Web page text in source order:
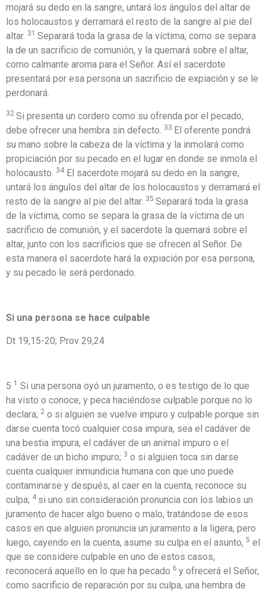
mojará su dedo en la sangre, untará los ángulos del altar de
los holocaustos y derramará el resto de la sangre al pie del
altar. 31 Separará toda la grasa de la víctima, como se separa
la de un sacrificio de comunión, y la quemará sobre el altar,
como calmante aroma para el Señor. Así el sacerdote
presentará por esa persona un sacrificio de expiación y se le
perdonará.
32 Si presenta un cordero como su ofrenda por el pecado,
debe ofrecer una hembra sin defecto.
33 El oferente pondrá
su mano sobre la cabeza de la víctima y la inmolará como
propiciación por su pecado en el lugar en donde se inmola el
holocausto.
34 El sacerdote mojará su dedo en la sangre,
untará los ángulos del altar de los holocaustos y derramará el
resto de la sangre al pie del altar. 35 Separará toda la grasa
de la víctima, como se separa la grasa de la víctima de un
sacrificio de comunión, y el sacerdote la quemará sobre el
altar, junto con los sacrificios que se ofrecen al Señor. De
esta manera el sacerdote hará la expiación por esa persona,
y su pecado le será perdonado.
Si una persona se hace culpable
Dt 19,15-20; Prov 29,24
5 1 Si una persona oyó un juramento, o es testigo de lo que
ha visto o conoce, y peca haciéndose culpable porque no lo
declara; 2 o si alguien se vuelve impuro y culpable porque sin
darse cuenta tocó cualquier cosa impura, sea el cadáver de
una bestia impura, el cadáver de un animal impuro o el
cadáver de un bicho impuro; 3 o si alguien toca sin darse
cuenta cualquier inmundicia humana con que uno puede
contaminarse y después, al caer en la cuenta, reconoce su
culpa; 4 si uno sin consideración pronuncia con los labios un
juramento de hacer algo bueno o malo, tratándose de esos
casos en que alguien pronuncia un juramento a la ligera, pero
luego, cayendo en la cuenta, asume su culpa en el asunto, 5 el
que se considere culpable en uno de estos casos,
reconocerá aquello en lo que ha pecado 6 y ofrecerá el Señor,
como sacrificio de reparación por su culpa, una hembra de